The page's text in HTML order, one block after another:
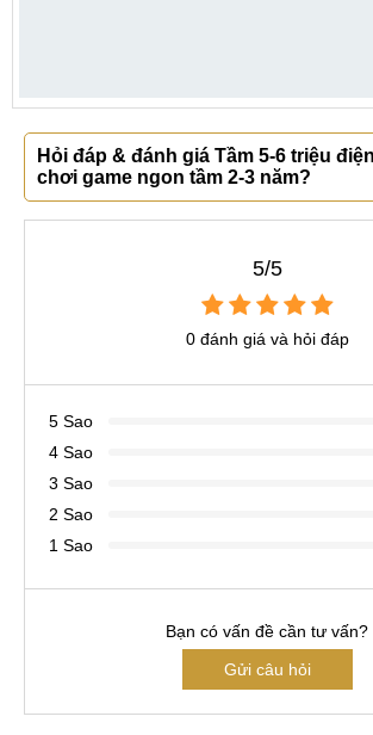
Hỏi đáp & đánh giá Tầm 5-6 triệu
chơi game ngon tầm 2-3 năm?
5/5
0 đánh giá và hỏi đáp
5 Sao
4 Sao
3 Sao
2 Sao
1 Sao
Bạn có vấn đề cần tư vấn?
Gửi câu hỏi